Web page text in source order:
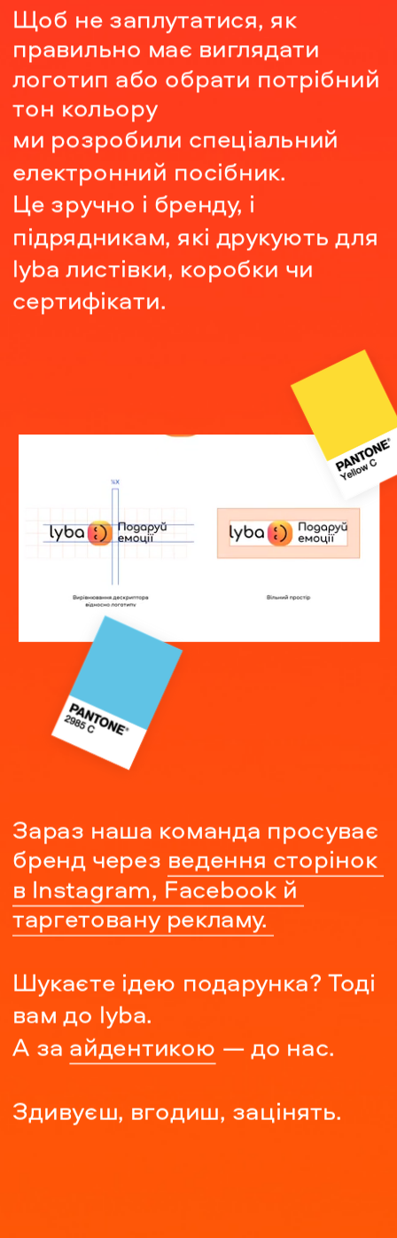
Щоб не заплутатися, як
правильно має виглядати
логотип або обрати потрібний
тон кольору
ми розробили спеціальний
електронний посібник.
Це зручно і бренду, і
підрядникам, які друкують для
lyba листівки, коробки чи
сертифікати.
Зараз наша команда просуває
бренд через ведення сторінок
в Instagram, Facebook й
таргетовану рекламу.
Шукаєте ідею подарунка? Тоді
вам до lyba.
А за айдентикою — до нас.
Здивуєш, вгодиш, зацінять.